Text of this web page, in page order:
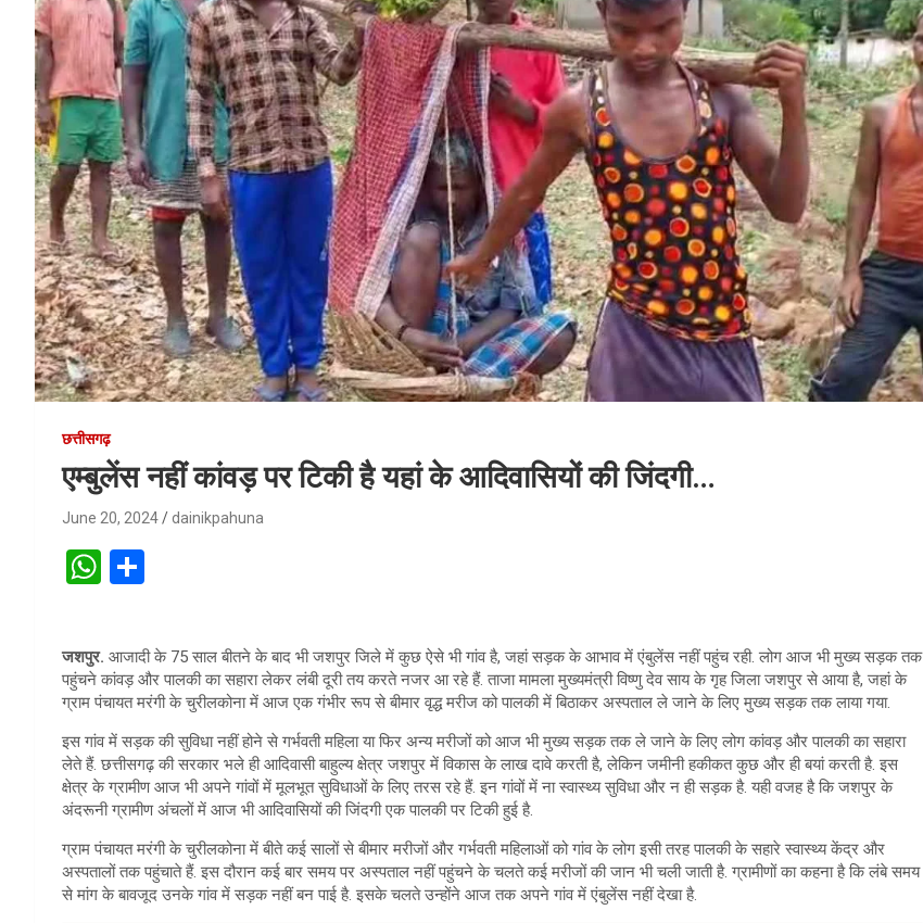
छत्तीसगढ़
एम्बुलेंस नहीं कांवड़ पर टिकी है यहां के आदिवासियों की जिंदगी…
June 20, 2024 dainikpahuna
W
s
A
p
p
ar
e
जशपुर. आजादी के 75 साल बीतने के बाद भी जशपुर जिले में कुछ ऐसे भी गांव है, जहां सड़क के आभाव में एंबुलेंस नहीं पहुंच रही. लोग आज भी मुख्य सड़क तक
पहुंचने कांवड़ और पालकी का सहारा लेकर लंबी दूरी तय करते नजर आ रहे हैं. ताजा मामला मुख्यमंत्री विष्णु देव साय के गृह जिला जशपुर से आया है, जहां के
ग्राम पंचायत मरंगी के चुरीलकोना में आज एक गंभीर रूप से बीमार वृद्ध मरीज को पालकी में बिठाकर अस्पताल ले जाने के लिए मुख्य सड़क तक लाया गया.
इस गांव में सड़क की सुविधा नहीं होने से गर्भवती महिला या फिर अन्य मरीजों को आज भी मुख्य सड़क तक ले जाने के लिए लोग कांवड़ और पालकी का सहारा
लेते हैं. छत्तीसगढ़ की सरकार भले ही आदिवासी बाहुल्य क्षेत्र जशपुर में विकास के लाख दावे करती है, लेकिन जमीनी हकीकत कुछ और ही बयां करती है. इस
क्षेत्र के ग्रामीण आज भी अपने गांवों में मूलभूत सुविधाओं के लिए तरस रहे हैं. इन गांवों में ना स्वास्थ्य सुविधा और न ही सड़क है. यही वजह है कि जशपुर के
अंदरूनी ग्रामीण अंचलों में आज भी आदिवासियों की जिंदगी एक पालकी पर टिकी हुई है.
ग्राम पंचायत मरंगी के चुरीलकोना में बीते कई सालों से बीमार मरीजों और गर्भवती महिलाओं को गांव के लोग इसी तरह पालकी के सहारे स्वास्थ्य केंद्र और
अस्पतालों तक पहुंचाते हैं. इस दौरान कई बार समय पर अस्पताल नहीं पहुंचने के चलते कई मरीजों की जान भी चली जाती है. ग्रामीणों का कहना है कि लंबे समय
से मांग के बावजूद उनके गांव में सड़क नहीं बन पाई है. इसके चलते उन्होंने आज तक अपने गांव में एंबुलेंस नहीं देखा है.